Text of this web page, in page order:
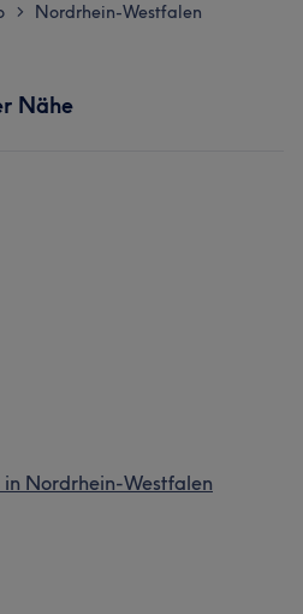
> Nordrhein-Westfalen
Nähe
Nordrhein-Westfalen